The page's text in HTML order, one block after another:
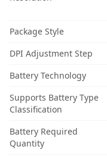
Package Style
DPI Adjustment Step
Battery Technology
Supports Battery Type
Classification
Battery Required
Quantity